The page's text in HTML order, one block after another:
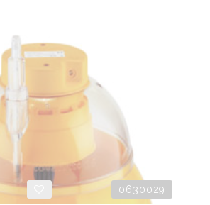
0630029